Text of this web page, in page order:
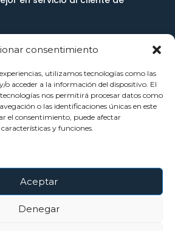
consentimiento
utilizamos tecnologías como las
o acceder a la información del dispositivo. El
nos permitirá procesar datos como
o las identificaciones únicas en este
el consentimiento, puede afectar
y funciones.
Aceptar
Denegar
directamente en su buzón de
conectado.
Privacidad.